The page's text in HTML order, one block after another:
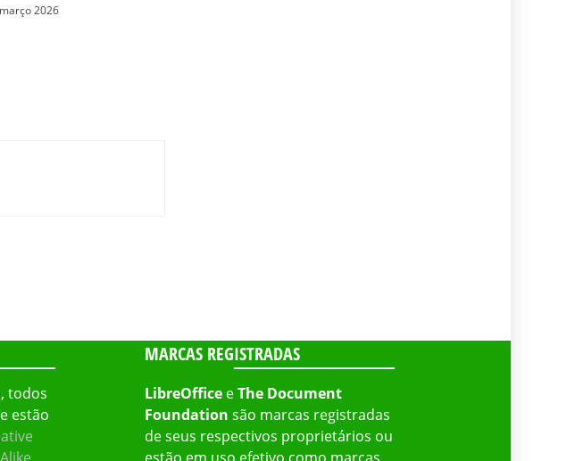
2026
todos
estão
MARCAS REGISTRADAS
LibreOfficeeThe Document
Foundation são marcas registradas
de seus respectivos proprietários ou